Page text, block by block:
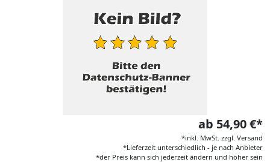
ab 54,90 €*
*inkl. MwSt. zzgl. Versand
*Lieferzeit unterschiedlich - je nach Anbieter
*der Preis kann sich jederzeit ändern und höher sein